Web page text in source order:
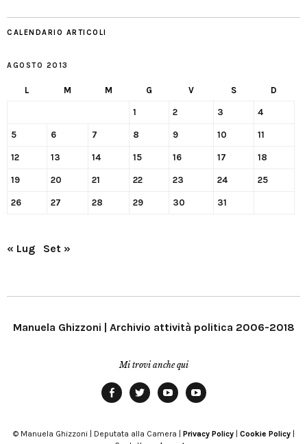
CALENDARIO ARTICOLI
AGOSTO 2013
L M M G V S D
1 2 3 4
5 6 7 8 9 10 11
12 13 14 15 16 17 18
19 20 21 22 23 24 25
26 27 28 29 30 31
« Lug Set »
Manuela Ghizzoni | Archivio attività politica 2006-2018
Mi trovi anche qui
Modena
© Manuela Ghizzoni | Deputata alla Camera | Privacy Policy| Cookie Policy|